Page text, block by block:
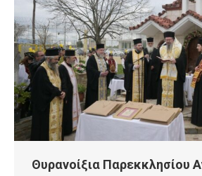
Θυρανοίξια Παρεκκλησίου